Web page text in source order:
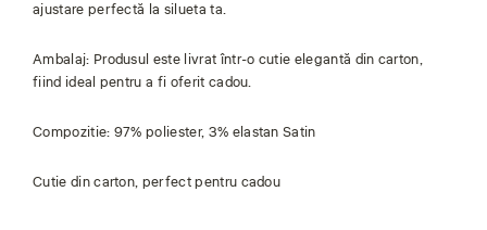
ajustare perfectă la silueta ta.
Ambalaj: Produsul este livrat într-o cutie elegantă din carton,
fiind ideal pentru a fi oferit cadou.
Compozitie: 97% poliester, 3% elastan Satin
Cutie din carton, perfect pentru cadou